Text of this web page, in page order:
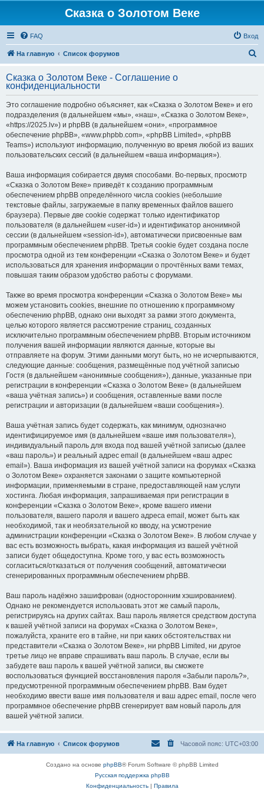
Сказка о Золотом Веке
FAQ Вход
На главную Список форумов
с
Сказка о Золотом Веке - Соглашение о
конфиденциальности
Это соглашение подробно объясняет, как «Сказка о Золотом Веке» и его
подразделения (в дальнейшем «мы», «наш», «Сказка о Золотом Веке»,
«https://2025.lv») и phpBB (в дальнейшем «они», «программное
обеспечение phpBB», «www.phpbb.com», «phpBB Limited», «phpBB
Teams») используют информацию, полученную во время любой из ваших
пользовательских сессий (в дальнейшем «ваша информация»).
Ваша информация собирается двумя способами. Во-первых, просмотр
«Сказка о Золотом Веке» приведёт к созданию программным
обеспечением phpBB определённого числа cookies (небольшие
текстовые файлы, загружаемые в папку временных файлов вашего
браузера). Первые две cookie содержат только идентификатор
пользователя (в дальнейшем «user-id») и идентификатор анонимной
сессии (в дальнейшем «session-id»), автоматически присвоенные вам
программным обеспечением phpBB. Третья cookie будет создана после
просмотра одной из тем конференции «Сказка о Золотом Веке» и будет
использоваться для хранения информации о прочтённых вами темах,
повышая таким образом удобство работы с форумами.
Также во время просмотра конференции «Сказка о Золотом Веке» мы
можем установить cookies, внешние по отношению к программному
обеспечению phpBB, однако они выходят за рамки этого документа,
целью которого является рассмотрение страниц, созданных
исключительно программным обеспечением phpBB. Вторым источником
получения вашей информации являются данные, которые вы
отправляете на форум. Этими данными могут быть, но не исчерпываются,
следующие данные: сообщения, размещённые под учётной записью
Гостя (в дальнейшем «анонимные сообщения»), данные, указанные при
регистрации в конференции «Сказка о Золотом Веке» (в дальнейшем
«ваша учётная запись») и сообщения, оставленные вами после
регистрации и авторизации (в дальнейшем «ваши сообщения»).
Ваша учётная запись будет содержать, как минимум, однозначно
идентифицируемое имя (в дальнейшем «ваше имя пользователя»),
индивидуальный пароль для входа под вашей учётной записью (далее
«ваш пароль») и реальный адрес email (в дальнейшем «ваш адрес
email»). Ваша информация из вашей учётной записи на форумах «Сказка
о Золотом Веке» охраняется законами о защите компьютерной
информации, применяемыми в стране, предоставляющей нам услуги
хостинга. Любая информация, запрашиваемая при регистрации в
конференции «Сказка о Золотом Веке», кроме вашего имени
пользователя, вашего пароля и вашего адреса email, может быть как
необходимой, так и необязательной ко вводу, на усмотрение
администрации конференции «Сказка о Золотом Веке». В любом случае у
вас есть возможность выбрать, какая информация из вашей учётной
записи будет общедоступна. Кроме того, у вас есть возможность
согласиться/отказаться от получения сообщений, автоматически
сгенерированных программным обеспечением phpBB.
Ваш пароль надёжно зашифрован (односторонним хэшированием).
Однако не рекомендуется использовать этот же самый пароль,
регистрируясь на других сайтах. Ваш пароль является средством доступа
к вашей учётной записи на форумах «Сказка о Золотом Веке»,
пожалуйста, храните его в тайне, ни при каких обстоятельствах ни
представители «Сказка о Золотом Веке», ни phpBB Limited, ни другое
третье лицо не вправе спрашивать ваш пароль. В случае, если вы
забудете ваш пароль к вашей учётной записи, вы сможете
воспользоваться функцией восстановления пароля «Забыли пароль?»,
предусмотренной программным обеспечением phpBB. Вам будет
необходимо ввести ваше имя пользователя и ваш адрес email, после чего
программное обеспечение phpBB сгенерирует вам новый пароль для
вашей учётной записи.
На главную Список форумов Часовой пояс: UTC+03:00
Создано на основе phpBB® Forum Software © phpBB Limited
Русская поддержка phpBB
Конфиденциальность| Правила